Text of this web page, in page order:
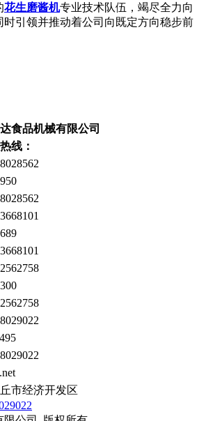
花生磨酱机专业技术队伍，竭尽全力向
引领并推动着公司向既定方向稳步前
食品机械有限公司
线：
市经济开发区